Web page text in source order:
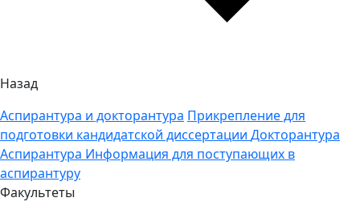
Назад
Аспирантура и докторантура Прикрепление для
подготовки кандидатской диссертации Докторантура
Аспирантура Информация для поступающих в
аспирантуру
Факультеты